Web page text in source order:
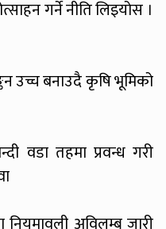
गर्ने नीति लिइयोस ।
उच्च बनाउदै कृषि भूमिको
वडा तहमा प्रवन्ध गरी